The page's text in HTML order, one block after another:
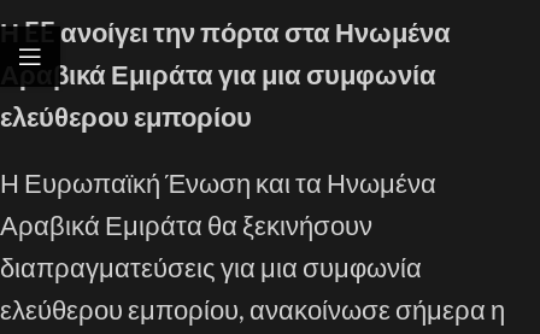
Η EE ανοίγει την πόρτα στα Ηνωμένα
Αραβικά Εμιράτα για μια συμφωνία
ελεύθερου εμπορίου
Η Ευρωπαϊκή Ένωση και τα Ηνωμένα
Αραβικά Εμιράτα θα ξεκινήσουν
διαπραγματεύσεις για μια συμφωνία
ελεύθερου εμπορίου, ανακοίνωσε σήμερα η